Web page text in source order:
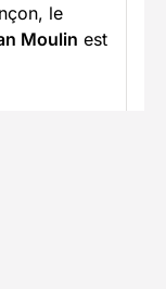
le
Moulin est